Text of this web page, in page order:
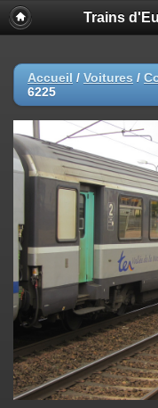
Trains
Accueil / Voitures /
6225